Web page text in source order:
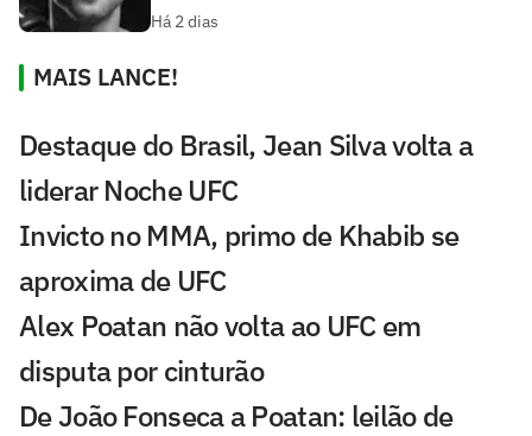
Há 2 dias
MAIS LANCE!
Destaque do Brasil, Jean Silva volta a
liderar Noche UFC
Invicto no MMA, primo de Khabib se
aproxima de UFC
Alex Poatan não volta ao UFC em
disputa por cinturão
De João Fonseca a Poatan: leilão de